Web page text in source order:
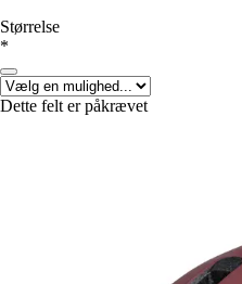
Størrelse
*
Dette felt er påkrævet